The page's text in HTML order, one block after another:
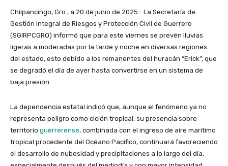
Chilpancingo, Gro., a 20 de junio de 2025.- La Secretaría de
Gestión Integral de Riesgos y Protección Civil de Guerrero
(SGIRPCGRO) informó que para este viernes se prevén lluvias
ligeras a moderadas por la tarde y noche en diversas regiones
del estado, esto debido a los remanentes del huracán “Erick”, que
se degradó el día de ayer hasta convertirse en un sistema de
baja presión.
La dependencia estatal indicó que, aunque el fenómeno ya no
representa peligro como ciclón tropical, su presencia sobre
territorio guerrerense, combinada con el ingreso de aire marítimo
tropical procedente del Océano Pacífico, continuará favoreciendo
el desarrollo de nubosidad y precipitaciones a lo largo del día,